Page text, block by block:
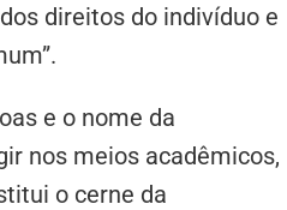
direitos do indivíduo e
e o nome da
nos meios acadêmicos,
o cerne da